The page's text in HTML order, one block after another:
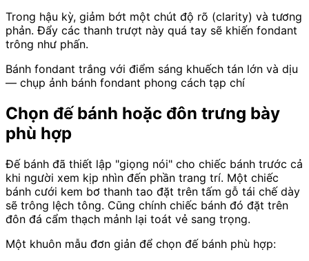
Trong hậu kỳ, giảm bớt một chút độ rõ (clarity) và tương
phản. Đẩy các thanh trượt này quá tay sẽ khiến fondant
trông như phấn.
Bánh fondant trắng với điểm sáng khuếch tán lớn và dịu
— chụp ảnh bánh fondant phong cách tạp chí
Chọn đế bánh hoặc đôn trưng bày
phù hợp
Đế bánh đã thiết lập "giọng nói" cho chiếc bánh trước cả
khi người xem kịp nhìn đến phần trang trí. Một chiếc
bánh cưới kem bơ thanh tao đặt trên tấm gỗ tái chế dày
sẽ trông lệch tông. Cũng chính chiếc bánh đó đặt trên
đôn đá cẩm thạch mảnh lại toát vẻ sang trọng.
Một khuôn mẫu đơn giản để chọn đế bánh phù hợp: